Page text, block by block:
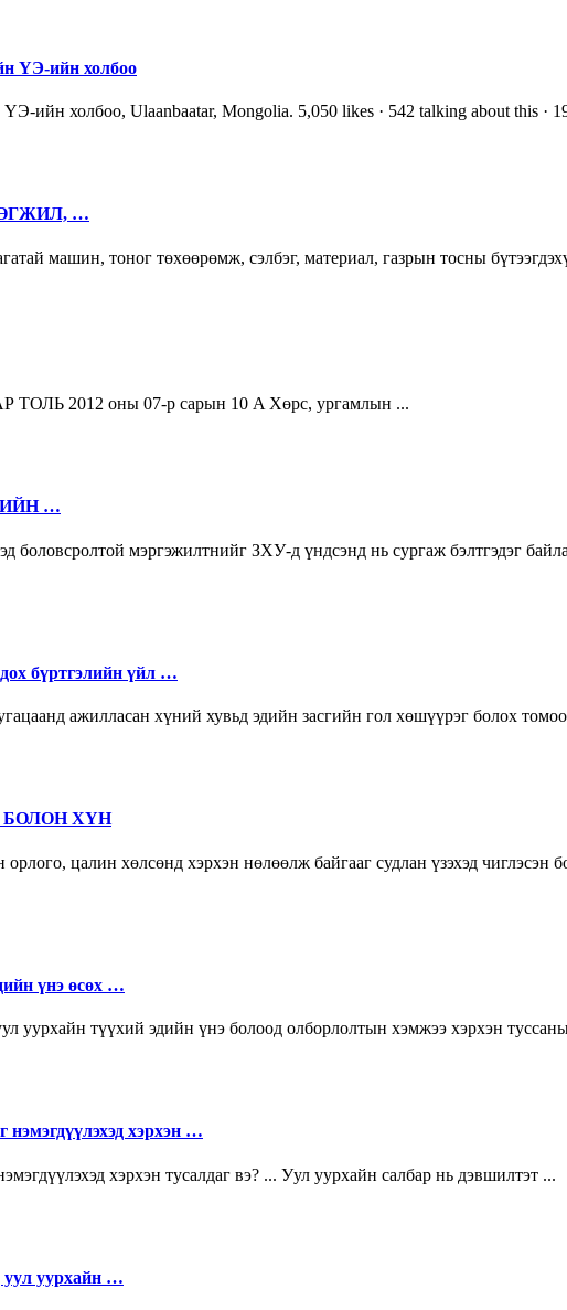
ҮЭ-ийн холбоо
ийн холбоо, Ulaanbaatar, Mongolia. 5,050 likes · 542 talking about this ·
…
машин, тоног төхөөрөмж, сэлбэг, материал, газрын тосны
2012 оны 07-р сарын 10 A Хөрс, ургамлын ...
…
боловсролтой мэргэжилтнийг ЗХУ-д үндсэнд нь сургаж бэлтгэдэг
бүртгэлийн үйл …
ажилласан хүний хувьд эдийн засгийн гол хөшүүрэг болох
ХҮН
цалин хөлсөнд хэрхэн нөлөөлж байгааг судлан үзэхэд
үнэ өсөх …
уурхайн түүхий эдийн үнэ болоод олборлолтын хэмжээ хэрхэн
хэрхэн …
хэрхэн тусалдаг вэ? ... Уул уурхайн салбар нь дэвшилтэт ...
уурхайн …